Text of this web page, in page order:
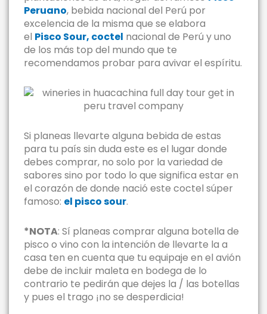
Peruano, bebida nacional del Perú por
excelencia de la misma que se elabora
el Pisco Sour, coctel nacional de Perú y uno
de los más top del mundo que te
recomendamos probar para avivar el espíritu.
Si planeas llevarte alguna bebida de estas
para tu país sin duda este es el lugar donde
debes comprar, no solo por la variedad de
sabores sino por todo lo que significa estar en
el corazón de donde nació este coctel súper
famoso: el pisco sour.
*NOTA: Sí planeas comprar alguna botella de
pisco o vino con la intención de llevarte la a
casa ten en cuenta que tu equipaje en el avión
debe de incluir maleta en bodega de lo
contrario te pedirán que dejes la / las botellas
y pues el trago ¡no se desperdicia!